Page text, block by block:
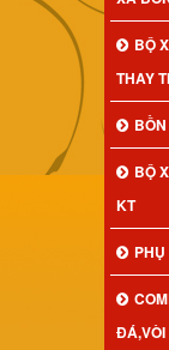
BỘ
THAY
BỘ
KT
ĐÁ,VÒI